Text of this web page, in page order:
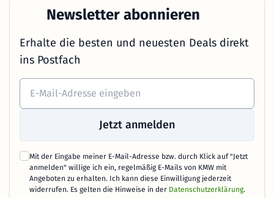
Newsletter abonnieren
Erhalte die besten und neuesten Deals direkt
ins Postfach
Jetzt anmelden
Mit der Eingabe meiner E-Mail-Adresse bzw. durch Klick auf "Jetzt
anmelden" willige ich ein, regelmäßig E-Mails von KMW mit
Angeboten zu erhalten. Ich kann diese Einwilligung jederzeit
widerrufen. Es gelten die Hinweise in der Datenschutzerklärung.